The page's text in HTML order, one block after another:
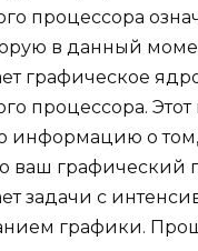
процессора
в данный
графическое
процессора. Этот
информацию о том,
ваш графический
задачи с
графики.